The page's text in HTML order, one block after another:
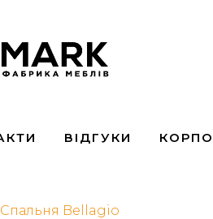
ВІДГУКИ
Спальня Bellagio